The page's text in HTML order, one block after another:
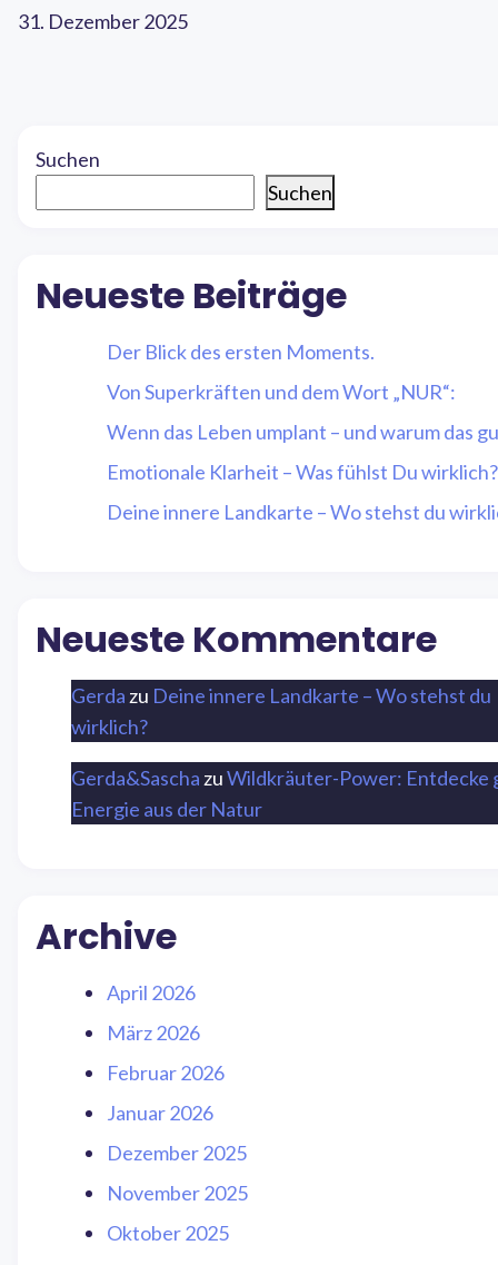
31. Dezember 2025
Suchen
Suchen
Neueste Beiträge
Der Blick des ersten Moments.
Von Superkräften und dem Wort „NUR“:
Wenn das Leben umplant – und warum das
Emotionale Klarheit – Was fühlst Du wirklich?
Deine innere Landkarte – Wo stehst du
Neueste Kommentare
Gerda zu Deine innere Landkarte – Wo stehst du
wirklich?
Gerda&Sascha zuWildkräuter-Power: Entdecke
Energie aus der Natur
Archive
April 2026
März 2026
Februar 2026
Januar 2026
Dezember 2025
November 2025
Oktober 2025